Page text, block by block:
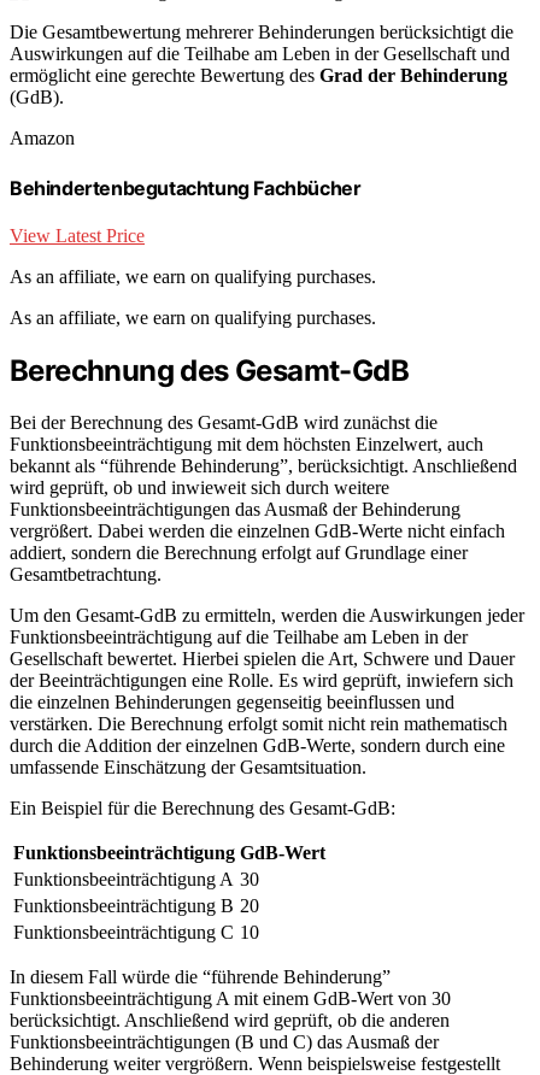
Die Gesamtbewertung mehrerer Behinderungen berücksichtigt die
Auswirkungen auf die Teilhabe am Leben in der Gesellschaft und
ermöglicht eine gerechte Bewertung des Grad der Behinderung
(GdB).
Amazon
Behindertenbegutachtung Fachbücher
View Latest Price
As an affiliate, we earn on qualifying purchases.
As an affiliate, we earn on qualifying purchases.
Berechnung des Gesamt-GdB
Bei der Berechnung des Gesamt-GdB wird zunächst die
Funktionsbeeinträchtigung mit dem höchsten Einzelwert, auch
bekannt als “führende Behinderung”, berücksichtigt. Anschließend
wird geprüft, ob und inwieweit sich durch weitere
Funktionsbeeinträchtigungen das Ausmaß der Behinderung
vergrößert. Dabei werden die einzelnen GdB-Werte nicht einfach
addiert, sondern die Berechnung erfolgt auf Grundlage einer
Gesamtbetrachtung.
Um den Gesamt-GdB zu ermitteln, werden die Auswirkungen jeder
Funktionsbeeinträchtigung auf die Teilhabe am Leben in der
Gesellschaft bewertet. Hierbei spielen die Art, Schwere und Dauer
der Beeinträchtigungen eine Rolle. Es wird geprüft, inwiefern sich
die einzelnen Behinderungen gegenseitig beeinflussen und
verstärken. Die Berechnung erfolgt somit nicht rein mathematisch
durch die Addition der einzelnen GdB-Werte, sondern durch eine
umfassende Einschätzung der Gesamtsituation.
Ein Beispiel für die Berechnung des Gesamt-GdB:
Funktionsbeeinträchtigung GdB-Wert
Funktionsbeeinträchtigung A 30
Funktionsbeeinträchtigung B 20
Funktionsbeeinträchtigung C 10
In diesem Fall würde die “führende Behinderung”
Funktionsbeeinträchtigung A mit einem GdB-Wert von 30
berücksichtigt. Anschließend wird geprüft, ob die anderen
Funktionsbeeinträchtigungen (B und C) das Ausmaß der
Behinderung weiter vergrößern. Wenn beispielsweise festgestellt